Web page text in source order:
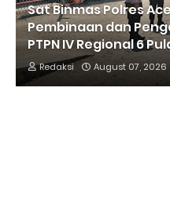
Sat Binmas Polres
Pembinaan dan
PTPN IV Regional 6
Redaksi August 07, 2026